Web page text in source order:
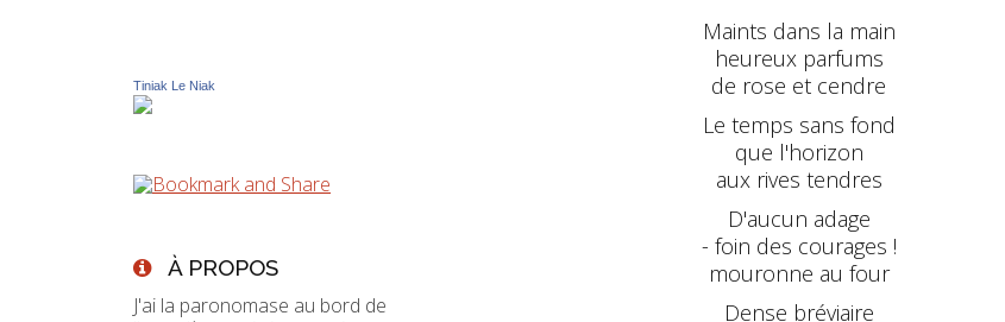
Tiniak Le Niak
À PROPOS
J'ai la paronomase au bord de
Maints dans la main
heureux parfums
de rose et cendre
Le temps sans fond
que l'horizon
aux rives tendres
D'aucun adage
- foin des courages !
mouronne au four
Dense bréviaire